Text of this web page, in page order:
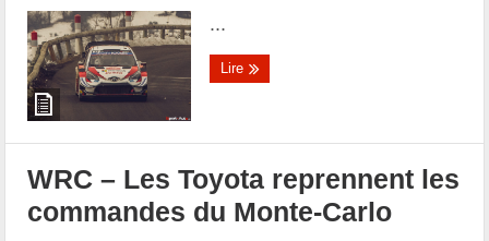
...
Lire
WRC – Les Toyota reprennent les
commandes du Monte-Carlo